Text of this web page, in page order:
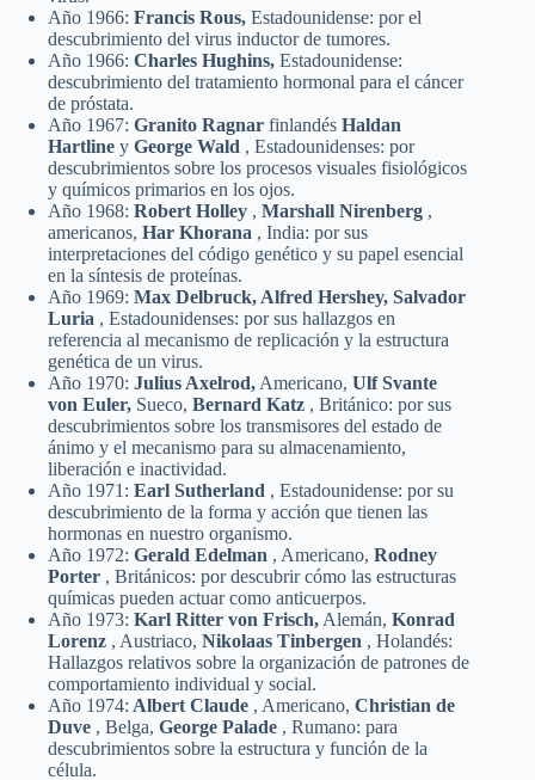
Año 1966: Francis Rous, Estadounidense: por el
descubrimiento del virus inductor de tumores.
Año 1966: Charles Hughins, Estadounidense:
descubrimiento del tratamiento hormonal para el cáncer
de próstata.
Año 1967: Granito Ragnar finlandés Haldan
Hartline y George Wald , Estadounidenses: por
descubrimientos sobre los procesos visuales fisiológicos
y químicos primarios en los ojos.
Año 1968: Robert Holley , Marshall Nirenberg ,
americanos, Har Khorana , India: por sus
interpretaciones del código genético y su papel esencial
en la síntesis de proteínas.
Año 1969: Max Delbruck, Alfred Hershey, Salvador
Luria , Estadounidenses: por sus hallazgos en
referencia al mecanismo de replicación y la estructura
genética de un virus.
Año 1970: Julius Axelrod, Americano, Ulf Svante
von Euler, Sueco, Bernard Katz , Británico: por sus
descubrimientos sobre los transmisores del estado de
ánimo y el mecanismo para su almacenamiento,
liberación e inactividad.
Año 1971: Earl Sutherland , Estadounidense: por su
descubrimiento de la forma y acción que tienen las
hormonas en nuestro organismo.
Año 1972: Gerald Edelman , Americano, Rodney
Porter , Británicos: por descubrir cómo las estructuras
químicas pueden actuar como anticuerpos.
Año 1973: Karl Ritter von Frisch, Alemán, Konrad
Lorenz , Austriaco, Nikolaas Tinbergen , Holandés:
Hallazgos relativos sobre la organización de patrones de
comportamiento individual y social.
Año 1974: Albert Claude , Americano, Christian de
Duve , Belga, George Palade , Rumano: para
descubrimientos sobre la estructura y función de la
célula.